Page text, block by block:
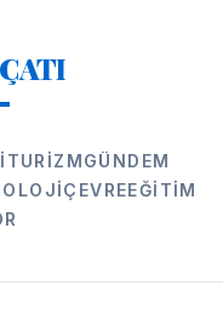
TURIZMGÜNDEM
ÇEVREEĞITIM